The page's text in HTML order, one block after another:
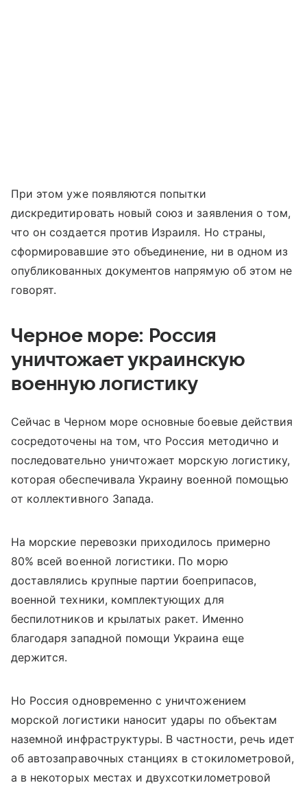
При этом уже появляются попытки
дискредитировать новый союз и заявления о том,
что он создается против Израиля. Но страны,
сформировавшие это объединение, ни в одном из
опубликованных документов напрямую об этом не
говорят.
Черное море: Россия
уничтожает украинскую
военную логистику
Сейчас в Черном море основные боевые действия
сосредоточены на том, что Россия методично и
последовательно уничтожает морскую логистику,
которая обеспечивала Украину военной помощью
от коллективного Запада.
На морские перевозки приходилось примерно
80% всей военной логистики. По морю
доставлялись крупные партии боеприпасов,
военной техники, комплектующих для
беспилотников и крылатых ракет. Именно
благодаря западной помощи Украина еще
держится.
Но Россия одновременно с уничтожением
морской логистики наносит удары по объектам
наземной инфраструктуры. В частности, речь идет
об автозаправочных станциях в стокилометровой,
а в некоторых местах и двухсоткилометровой